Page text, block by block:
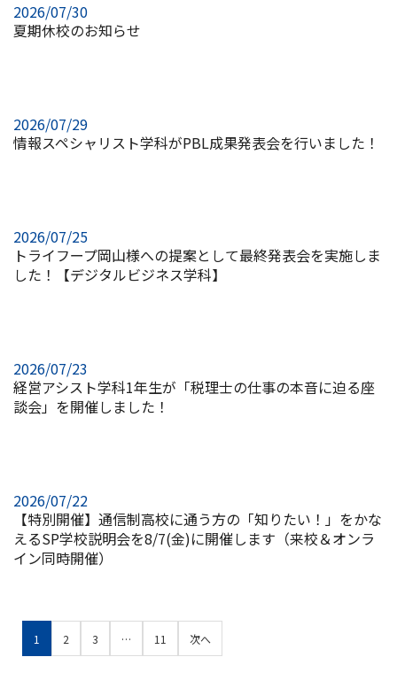
2026/07/30
夏期休校のお知らせ
2026/07/29
情報スペシャリスト学科がPBL成果発表会を行いました！
2026/07/25
トライフープ岡山様への提案として最終発表会を実施しま
した！【デジタルビジネス学科】
2026/07/23
経営アシスト学科1年生が「税理士の仕事の本音に迫る座
談会」を開催しました！
2026/07/22
【特別開催】通信制高校に通う方の「知りたい！」をかな
えるSP学校説明会を8/7(金)に開催します（来校＆オンラ
イン同時開催）
1 2 3 … 11 次へ